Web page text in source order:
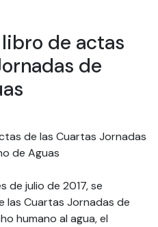
de actas
de
de julio de 2017, se
las Cuartas Jornadas de
humano al agua, el